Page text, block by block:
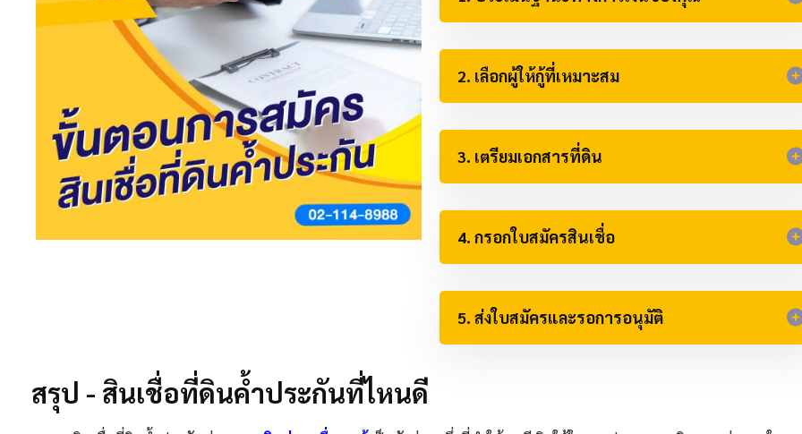
2. เลือกผู้ให้กู้ที่เหมาะสม
3. เตรียมเอกสารที่ดิน
4. กรอกใบสมัครสินเชื่อ
5. ส่งใบสมัครและรอการอนุมัติ
สรุป - สินเชื่อที่ดินค้ำประกันที่ไหนดี